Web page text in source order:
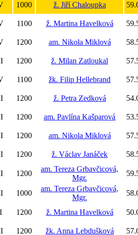
1000 ž. Jiří Chaloupka
1100 ž. Martina Havelková
1200 am. Nikola Miklová
1200 ž. Milan Zatloukal
1100 žk. Filip Hellebrand
1200 ž. Petra Zedková
1200 am. Pavlína Kašparová
1200 am. Nikola Miklová
1200 ž. Václav Janáček
1200
am. Tereza Grbavčicová,
Mgr.
1000
am. Tereza Grbavčicová,
Mgr.
1200 ž. Martina Havelková
1200 žk. Anna Lebdušková